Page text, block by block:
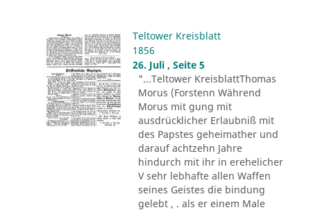
Teltower Kreisblatt
1856
26. Juli , Seite 5
"...Teltower KreisblattThomas
Morus (Forstenn Während
Morus mit gung mit
ausdrücklicher Erlaubniß mit
des Papstes geheimather und
darauf achtzehn Jahre
hindurch mit ihr in erehelicher
V sehr lebhafte allen Waffen
seines Geistes die bindung
gelebt , . als er einem Male